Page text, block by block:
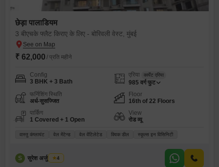
छेड़ा पालाडियम
3 बीएचके फ्लैट किराए के लिए - बोरिवली वेस्ट, मुंबई
₹ 62,000 / प्रति महीने
Config
3 BHK + 3 Bath
एरिया कार्पेट एरिया
985 वर्ग फुट
फर्निशिंग स्थिति
अर्ध-सुसज्जित
Floor
16th of 22 Floors
पार्किंग
1 Covered + 1 Open
View
रोड व्यू
वास्तु कंप्लायंट वेल मेंटेन्ड वेल वेंटिलेटेड क्विक डील स्कूल्स इन विसिनिटी
S सुरेश अर्जुन तायडे
4